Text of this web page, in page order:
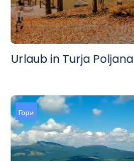
Urlaub in Turja Poljana
Гори